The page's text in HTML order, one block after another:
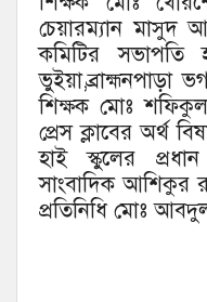
চেয়ারম্যান মাসুদ
কমিটির সভাপতি
ভুইয়া,ব্রাহ্মনপাড়া
শিক্ষক মোঃ শফিকুল
প্রেস ক্লাবের অর্থ
হাই স্কুলের
সাংবাদিক আশিকুর
প্রতিনিধি মোঃ